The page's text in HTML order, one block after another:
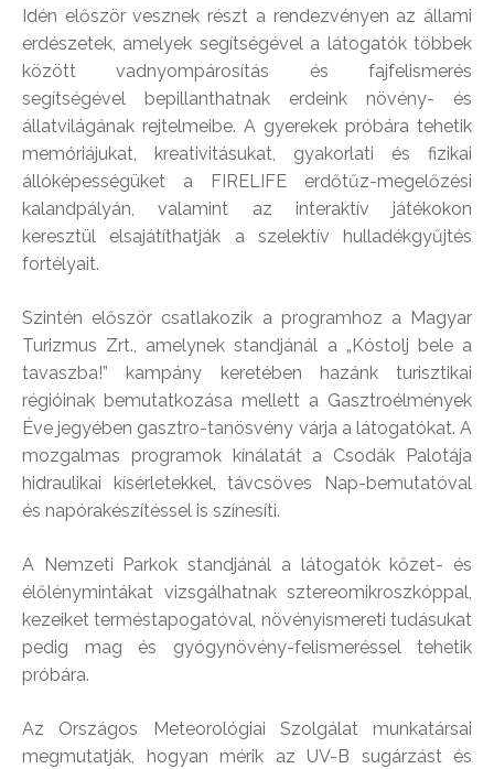
Idén először vesznek részt a rendezvényen az állami
erdészetek, amelyek segítségével a látogatók többek
között vadnyompárosítás és fajfelismerés
segítségével bepillanthatnak erdeink növény- és
állatvilágának rejtelmeibe. A gyerekek próbára tehetik
memóriájukat, kreativitásukat, gyakorlati és fizikai
állóképességüket a FIRELIFE erdőtűz-megelőzési
kalandpályán, valamint az interaktív játékokon
keresztül elsajátíthatják a szelektív hulladékgyűjtés
fortélyait.
Szintén először csatlakozik a programhoz a Magyar
Turizmus Zrt., amelynek standjánál a „Kóstolj bele a
tavaszba!” kampány keretében hazánk turisztikai
régióinak bemutatkozása mellett a Gasztroélmények
Éve jegyében gasztro-tanösvény várja a látogatókat. A
mozgalmas programok kínálatát a Csodák Palotája
hidraulikai kísérletekkel, távcsöves Nap-bemutatóval
és napórakészítéssel is színesíti.
A Nemzeti Parkok standjánál a látogatók kőzet- és
élőlénymintákat vizsgálhatnak sztereomikroszkóppal,
kezeiket terméstapogatóval, növényismereti tudásukat
pedig mag és gyógynövény-felismeréssel tehetik
próbára.
Az Országos Meteorológiai Szolgálat munkatársai
megmutatják, hogyan mérik az UV-B sugárzást és